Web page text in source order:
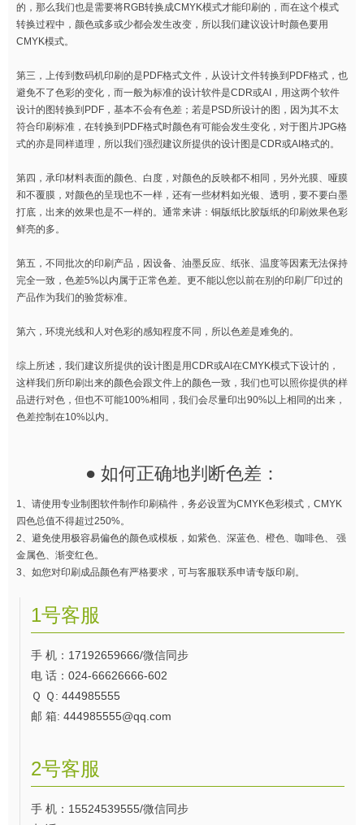
的，那么我们也是需要将RGB转换成CMYK模式才能印刷的，而在这个模式
转换过程中，颜色或多或少都会发生改变，所以我们建议设计时颜色要用
CMYK模式。
第三，上传到数码机印刷的是PDF格式文件，从设计文件转换到PDF格式，也
避免不了色彩的变化，而一般为标准的设计软件是CDR或AI，用这两个软件
设计的图转换到PDF，基本不会有色差；若是PSD所设计的图，因为其不太
符合印刷标准，在转换到PDF格式时颜色有可能会发生变化，对于图片JPG格
式的亦是同样道理，所以我们强烈建议所提供的设计图是CDR或AI格式的。
第四，承印材料表面的颜色、白度，对颜色的反映都不相同，另外光膜、哑膜
和不覆膜，对颜色的呈现也不一样，还有一些材料如光银、透明，要不要白墨
打底，出来的效果也是不一样的。通常来讲：铜版纸比胶版纸的印刷效果色彩
鲜亮的多。
第五，不同批次的印刷产品，因设备、油墨反应、纸张、温度等因素无法保持
完全一致，色差5%以内属于正常色差。更不能以您以前在别的印刷厂印过的
产品作为我们的验货标准。
第六，环境光线和人对色彩的感知程度不同，所以色差是难免的。
综上所述，我们建议所提供的设计图是用CDR或AI在CMYK模式下设计的，
这样我们所印刷出来的颜色会跟文件上的颜色一致，我们也可以照你提供的样
品进行对色，但也不可能100%相同，我们会尽量印出90%以上相同的出来，
色差控制在10%以内。
● 如何正确地判断色差：
1、请使用专业制图软件制作印刷稿件，务必设置为CMYK色彩模式，CMYK
四色总值不得超过250%。
2、避免使用极容易偏色的颜色或模板，如紫色、深蓝色、橙色、咖啡色、 强
金属色、渐变红色。
3、如您对印刷成品颜色有严格要求，可与客服联系申请专版印刷。
1号客服
手 机：17192659666/微信同步
电 话：024-66626666-602
Ｑ Ｑ: 444985555
邮 箱: 444985555@qq.com
2号客服
手 机：15524539555/微信同步